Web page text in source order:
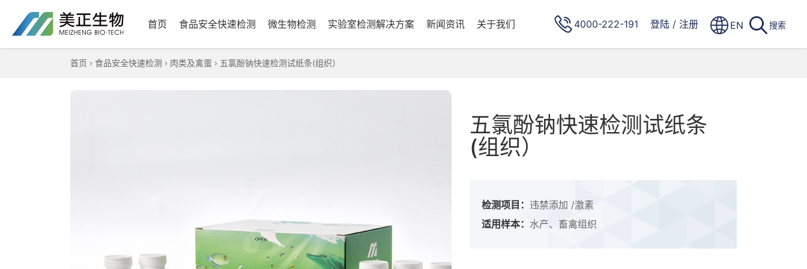
首页 食品安全快速检测 微生物检测 实验室检测解决方案 新闻资讯 关于我们 4000-222-191 登陆 / 注册 EN 搜索
首页 › 食品安全快速检测 › 肉类及禽蛋 › 五氯酚钠快速检测试纸条(组织）
五氯酚钠快速检测试纸条
(组织）
检测项目： 违禁添加 /激素
适用样本： 水产、畜禽组织